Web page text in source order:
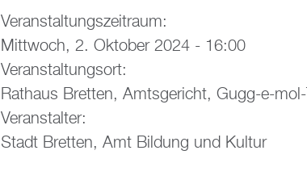
Ver­an­stal­tungs­zeit­raum:
Mitt­woch, 2. Ok­to­ber 2024 - 16:00
Ver­an­stal­tungs­ort:
Rat­haus Brett­en, Amts­ge­richt, Gugg-e-
Ver­an­stal­ter:
Stadt Brett­en, Amt Bil­dung und Kul­tur